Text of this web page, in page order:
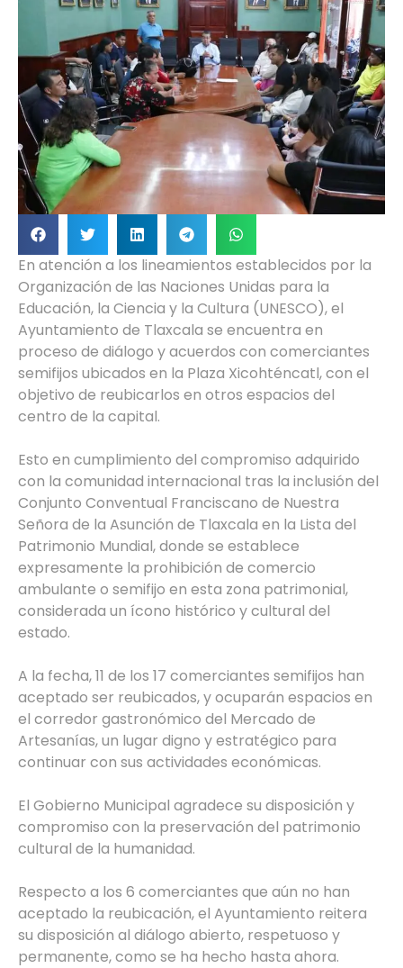
En atención a los lineamientos establecidos por la
Organización de las Naciones Unidas para la
Educación, la Ciencia y la Cultura (UNESCO), el
Ayuntamiento de Tlaxcala se encuentra en
proceso de diálogo y acuerdos con comerciantes
semifijos ubicados en la Plaza Xicohténcatl, con el
objetivo de reubicarlos en otros espacios del
centro de la capital.
Esto en cumplimiento del compromiso adquirido
con la comunidad internacional tras la inclusión del
Conjunto Conventual Franciscano de Nuestra
Señora de la Asunción de Tlaxcala en la Lista del
Patrimonio Mundial, donde se establece
expresamente la prohibición de comercio
ambulante o semifijo en esta zona patrimonial,
considerada un ícono histórico y cultural del
estado.
A la fecha, 11 de los 17 comerciantes semifijos han
aceptado ser reubicados, y ocuparán espacios en
el corredor gastronómico del Mercado de
Artesanías, un lugar digno y estratégico para
continuar con sus actividades económicas.
El Gobierno Municipal agradece su disposición y
compromiso con la preservación del patrimonio
cultural de la humanidad.
Respecto a los 6 comerciantes que aún no han
aceptado la reubicación, el Ayuntamiento reitera
su disposición al diálogo abierto, respetuoso y
permanente, como se ha hecho hasta ahora.